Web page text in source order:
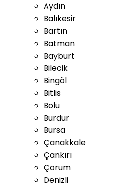
Aydın
Balıkesir
Bartın
Batman
Bayburt
Bilecik
Bingöl
Bitlis
Bolu
Burdur
Bursa
Çanakkale
Çankırı
Çorum
Denizli